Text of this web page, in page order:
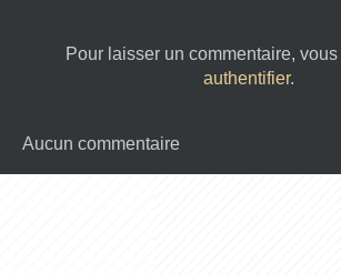
Pour laisser un commentaire,
authentifier.
Aucun commentaire